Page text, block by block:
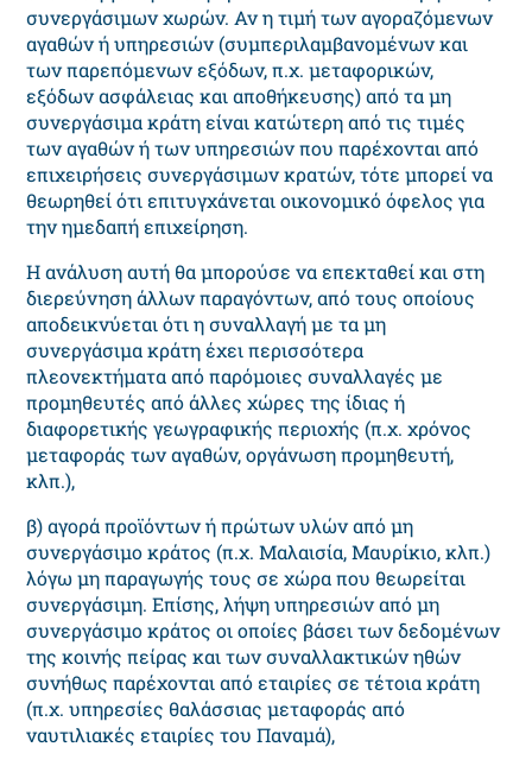
συνεργάσιμων χωρών. Αν η τιμή των αγοραζόμενων
αγαθών ή υπηρεσιών (συμπεριλαμβανομένων και
των παρεπόμενων εξόδων, π.χ. μεταφορικών,
εξόδων ασφάλειας και αποθήκευσης) από τα μη
συνεργάσιμα κράτη είναι κατώτερη από τις τιμές
των αγαθών ή των υπηρεσιών που παρέχονται από
επιχειρήσεις συνεργάσιμων κρατών, τότε μπορεί να
θεωρηθεί ότι επιτυγχάνεται οικονομικό όφελος για
την ημεδαπή επιχείρηση.
Η ανάλυση αυτή θα μπορούσε να επεκταθεί και στη
διερεύνηση άλλων παραγόντων, από τους οποίους
αποδεικνύεται ότι η συναλλαγή με τα μη
συνεργάσιμα κράτη έχει περισσότερα
πλεονεκτήματα από παρόμοιες συναλλαγές με
προμηθευτές από άλλες χώρες της ίδιας ή
διαφορετικής γεωγραφικής περιοχής (π.χ. χρόνος
μεταφοράς των αγαθών, οργάνωση προμηθευτή,
κλπ.),
β) αγορά προϊόντων ή πρώτων υλών από μη
συνεργάσιμο κράτος (π.χ. Μαλαισία, Μαυρίκιο, κλπ.)
λόγω μη παραγωγής τους σε χώρα που θεωρείται
συνεργάσιμη. Επίσης, λήψη υπηρεσιών από μη
συνεργάσιμο κράτος οι οποίες βάσει των δεδομένων
της κοινής πείρας και των συναλλακτικών ηθών
συνήθως παρέχονται από εταιρίες σε τέτοια κράτη
(π.χ. υπηρεσίες θαλάσσιας μεταφοράς από
ναυτιλιακές εταιρίες του Παναμά),